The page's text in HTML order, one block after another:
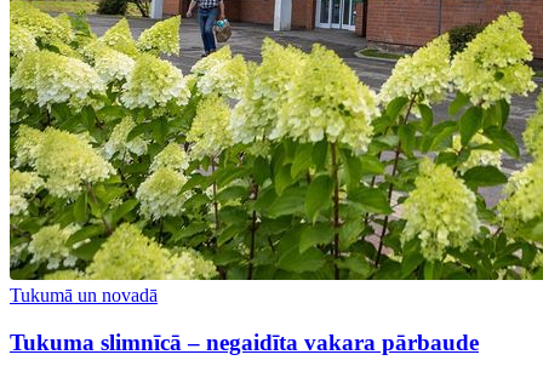
Tukumā un novadā
Tukuma slimnīcā – negaidīta vakara pārbaude